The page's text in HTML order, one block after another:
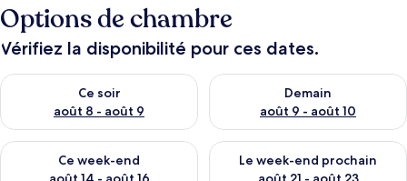
Options de chambre
Vérifiez la disponibilité pour ces dates.
Ce soir
août 8 - août 9
Vérifier la disponibilité pour ce soir août 8 - août 9
Demain
août 9 - août 10
Vérifier la disponibilité pour
Ce week-end
Vérifier la disponibilité pour ce week-end août 14 - août 16
Le week-end prochain
Vérifier la disponibilité pour